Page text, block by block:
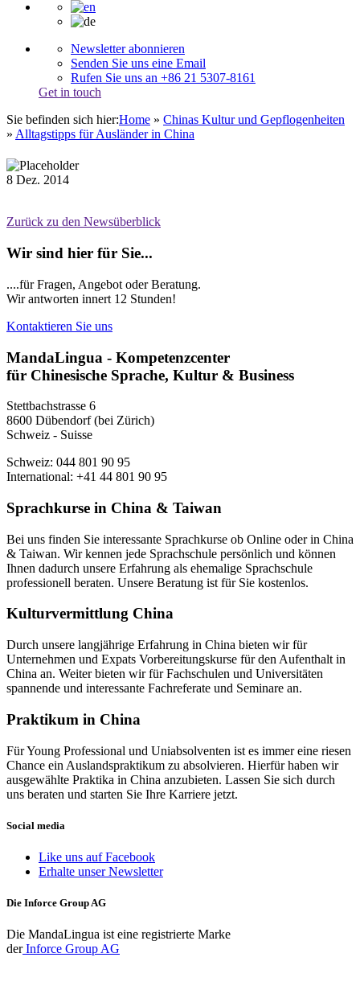
Newsletter abonnieren
Senden Sie uns eine Email
Rufen Sie uns an +86 21 5307-8161
Get in touch
Sie befinden sich hier:Home » Chinas Kultur und Gepflogenheiten
» Alltagstipps für Ausländer in China
8 Dez. 2014
Zurück zu den Newsüberblick
Wir sind hier für Sie...
....für Fragen, Angebot oder Beratung.
Wir antworten innert 12 Stunden!
Kontaktieren Sie uns
MandaLingua - Kompetenzcenter
für Chinesische Sprache, Kultur & Business
Stettbachstrasse 6
8600 Dübendorf (bei Zürich)
Schweiz - Suisse
Schweiz: 044 801 90 95
International: +41 44 801 90 95
Sprachkurse in China & Taiwan
Bei uns finden Sie interessante Sprachkurse ob Online oder in China
& Taiwan. Wir kennen jede Sprachschule persönlich und können
Ihnen dadurch unsere Erfahrung als ehemalige Sprachschule
professionell beraten. Unsere Beratung ist für Sie kostenlos.
Kulturvermittlung China
Durch unsere langjährige Erfahrung in China bieten wir für
Unternehmen und Expats Vorbereitungskurse für den Aufenthalt in
China an. Weiter bieten wir für Fachschulen und Universitäten
spannende und interessante Fachreferate und Seminare an.
Praktikum in China
Für Young Professional und Uniabsolventen ist es immer eine riesen
Chance ein Auslandspraktikum zu absolvieren. Hierfür haben wir
ausgewählte Praktika in China anzubieten. Lassen Sie sich durch
uns beraten und starten Sie Ihre Karriere jetzt.
Social media
Like uns auf Facebook
Erhalte unser Newsletter
Die Inforce Group AG
Die MandaLingua ist eine registrierte Marke
derInforce Group AG